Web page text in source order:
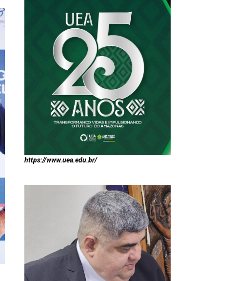
https://www.uea.edu.br/